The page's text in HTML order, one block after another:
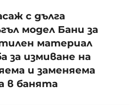
с дълга
модел Бани за
материал
за измиване на
и заменяема
в банята